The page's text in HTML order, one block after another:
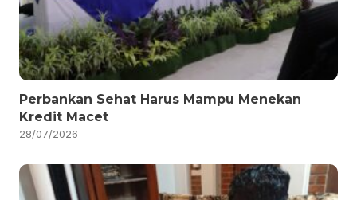
Perbankan Sehat Harus Mampu Menekan
Kredit Macet
28/07/2026